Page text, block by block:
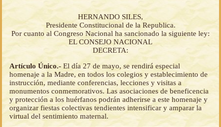
HERNANDO SILES,
Presidente Constitucional de la Republica.
Por cuanto al Congreso Nacional ha sancionado la siguiente ley:
EL CONSEJO NACIONAL
DECRETA:
Artículo Único.- El día 27 de mayo, se rendirá especial
homenaje a la Madre, en todos los colegios y establecimiento de
instrucción, mediante conferencias, lecciones y visitas a
monumentos conmemorativos. Las asociaciones de beneficencia
y protección a los huérfanos podrán adherirse a este homenaje y
organizar fiestas colectivas tendientes intensificar y amparar la
virtual del sentimiento maternal.